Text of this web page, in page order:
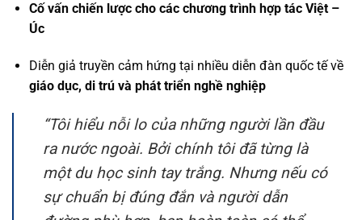
Cố vấn chiến lược cho các chương trình hợp tác Việt –
Úc
Diễn giả truyền cảm hứng tại nhiều diễn đàn quốc tế về
giáo dục, di trú và phát triển nghề nghiệp
“Tôi hiểu nỗi lo của những người lần đầu
ra nước ngoài. Bởi chính tôi đã từng là
một du học sinh tay trắng. Nhưng nếu có
sự chuẩn bị đúng đắn và người dẫn